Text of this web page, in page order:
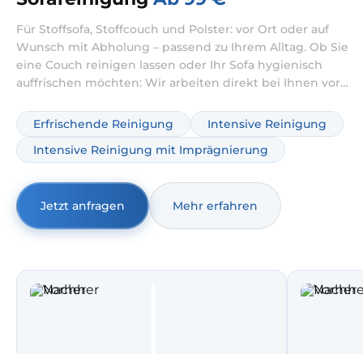
Für Stoffsofa, Stoffcouch und Polster: vor Ort oder auf
Wunsch mit Abholung – passend zu Ihrem Alltag. Ob Sie
eine Couch reinigen lassen oder Ihr Sofa hygienisch
auffrischen möchten: Wir arbeiten direkt bei Ihnen vor
Bedarf mit intensiver Behandlung gegen Verschmutzung
und Gerüche.
Erfrischende Reinigung
Intensive Reinigung
Intensive Reinigung mit Imprägnierung
Jetzt anfragen Mehr erfahren